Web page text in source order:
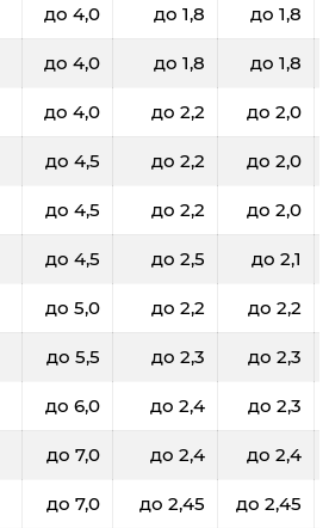
до 4,0 до 1,8 до 1,8
до 4,0 до 1,8 до 1,8
до 4,0 до 2,2 до 2,0
до 4,5 до 2,2 до 2,0
до 4,5 до 2,2 до 2,0
до 4,5 до 2,5 до 2,1
до 5,0 до 2,2 до 2,2
до 5,5 до 2,3 до 2,3
до 6,0 до 2,4 до 2,3
до 7,0 до 2,4 до 2,4
до 7,0 до 2,45 до 2,45